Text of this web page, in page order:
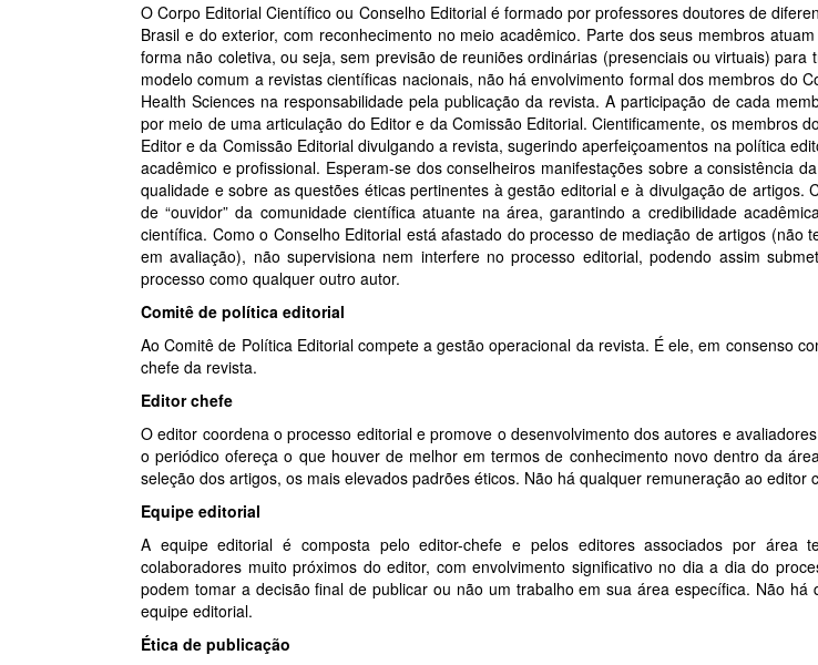
O Corpo Editorial Científico ou Conselho Editorial é formado por professores doutores de
Brasil e do exterior, com reconhecimento no meio acadêmico. Parte dos seus membros
forma não coletiva, ou seja, sem previsão de reuniões ordinárias (presenciais ou virtuais) para
modelo comum a revistas científicas nacionais, não há envolvimento formal dos membros do
Health Sciences na responsabilidade pela publicação da revista. A participação de cada
por meio de uma articulação do Editor e da Comissão Editorial. Cientificamente, os membros
Editor e da Comissão Editorial divulgando a revista, sugerindo aperfeiçoamentos na política
acadêmico e profissional. Esperam-se dos conselheiros manifestações sobre a consistência
qualidade e sobre as questões éticas pertinentes à gestão editorial e à divulgação de artigos.
de “ouvidor” da comunidade científica atuante na área, garantindo a credibilidade
científica. Como o Conselho Editorial está afastado do processo de mediação de artigos (não
em avaliação), não supervisiona nem interfere no processo editorial, podendo assim
processo como qualquer outro autor.
Comitê de política editorial
Ao Comitê de Política Editorial compete a gestão operacional da revista. É ele, em consenso
chefe da revista.
Editor chefe
O editor coordena o processo editorial e promove o desenvolvimento dos autores e
o periódico ofereça o que houver de melhor em termos de conhecimento novo dentro da
seleção dos artigos, os mais elevados padrões éticos. Não há qualquer remuneração ao editor
Equipe editorial
A equipe editorial é composta pelo editor-chefe e pelos editores associados por área
colaboradores muito próximos do editor, com envolvimento significativo no dia a dia do
podem tomar a decisão final de publicar ou não um trabalho em sua área específica. Não há
equipe editorial.
Ética de publicação